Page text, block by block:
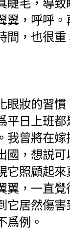
翼，呼呼
間，也很
眼妝的習
平日上班
我曾將在
國，想説
它照顧起
翼，一直
它居然傷
爲例。